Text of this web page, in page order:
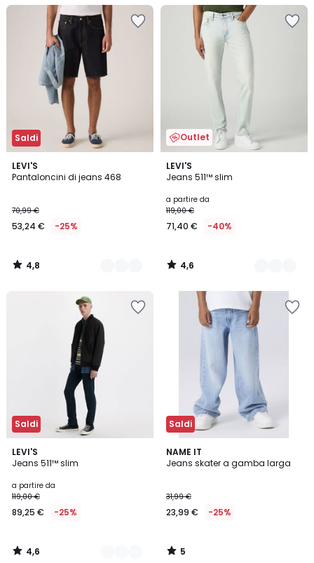
Saldi
LEVI'S
Pantaloncini di jeans 468
70,99 €
53,24 € -25%
4,8
/ 5
3
Colori
4,8
/
Outlet
LEVI'S
Jeans 511™ slim
a partire da
119,00 €
71,40 € -40%
4,6
/ 5
2
Colori
4,6
/
Saldi
LEVI'S
Jeans 511™ slim
a partire da
119,00 €
89,25 € -25%
4,6
/ 5
2
Colori
4,6
/
Saldi
NAME IT
Jeans skater a gamba larga
31,99 €
23,99 € -25%
5
/
5
/